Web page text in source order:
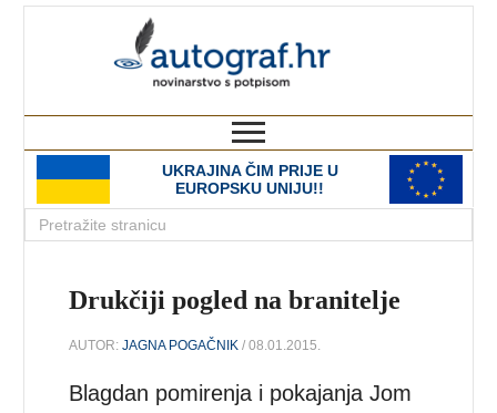
UKRAJINA ČIM PRIJE U
EUROPSKU UNIJU!!
Drukčiji pogled na branitelje
AUTOR:JAGNA POGAČNIK / 08.01.2015.
Blagdan pomirenja i pokajanja Jom